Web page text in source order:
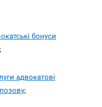
бонуси
;
адвокатові
;